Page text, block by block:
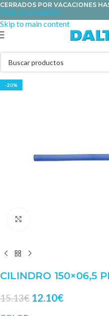
Skip to navigation
Skip to main content
CERRADOS POR VACACIONES
-20%
CILINDRO 150×06,5
15.13€ 12.10€